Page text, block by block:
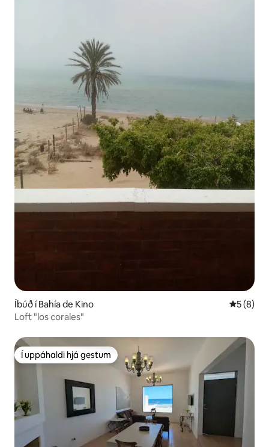
Íbúð í Bahía de Kino 5 af 5 í
5 (8)
Loft "los corales"
Í uppáhaldi hjá gestum
Í uppáhaldi hjá gestum